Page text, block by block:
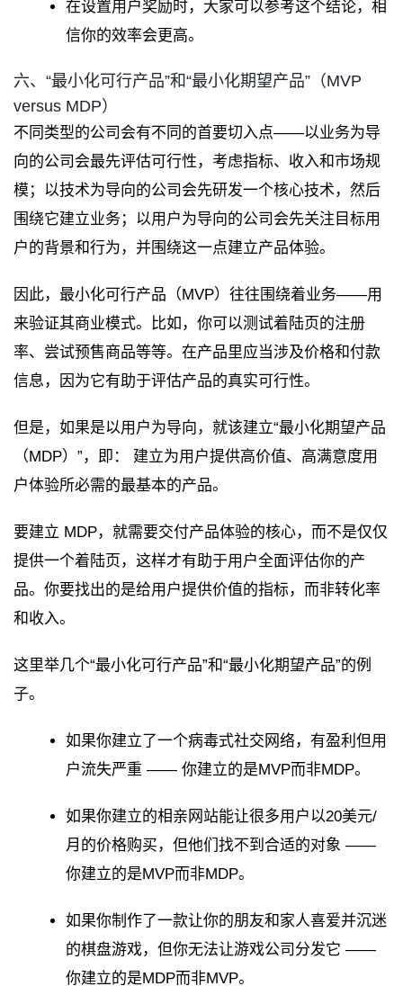
在设置用户奖励时，大家可以参考这个结论，相
信你的效率会更高。
六、“最小化可行产品”和“最小化期望产品”（MVP
versus MDP）
不同类型的公司会有不同的首要切入点——以业务为导
向的公司会最先评估可行性，考虑指标、收入和市场规
模；以技术为导向的公司会先研发一个核心技术，然后
围绕它建立业务；以用户为导向的公司会先关注目标用
户的背景和行为，并围绕这一点建立产品体验。
因此，最小化可行产品（MVP）往往围绕着业务——用
来验证其商业模式。比如，你可以测试着陆页的注册
率、尝试预售商品等等。在产品里应当涉及价格和付款
信息，因为它有助于评估产品的真实可行性。
但是，如果是以用户为导向，就该建立“最小化期望产品
（MDP）”，即： 建立为用户提供高价值、高满意度用
户体验所必需的最基本的产品。
要建立 MDP，就需要交付产品体验的核心，而不是仅仅
提供一个着陆页，这样才有助于用户全面评估你的产
品。你要找出的是给用户提供价值的指标，而非转化率
和收入。
这里举几个“最小化可行产品”和“最小化期望产品”的例
子。
如果你建立了一个病毒式社交网络，有盈利但用
户流失严重 —— 你建立的是MVP而非MDP。
如果你建立的相亲网站能让很多用户以20美元/
月的价格购买，但他们找不到合适的对象 ——
你建立的是MVP而非MDP。
如果你制作了一款让你的朋友和家人喜爱并沉迷
的棋盘游戏，但你无法让游戏公司分发它 ——
你建立的是MDP而非MVP。